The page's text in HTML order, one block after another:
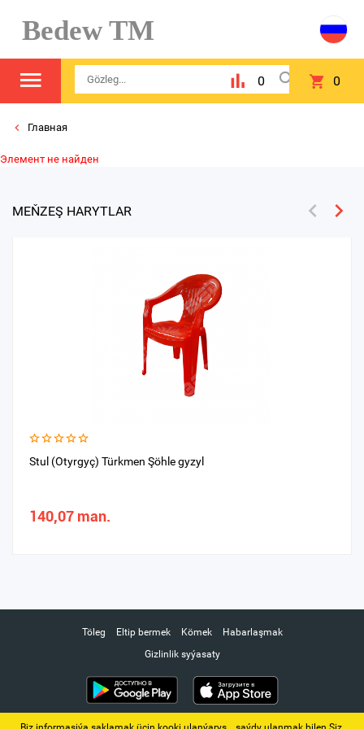
Bedew TM
0 0
Главная
Элемент не найден
MEŇZEŞ HARYTLAR
Stul (Otyrgyç) Türkmen Şöhle gyzyl
140,07 man.
Töleg Eltip bermek Kömek
Habarlaşmak
Gizlinlik syýasaty